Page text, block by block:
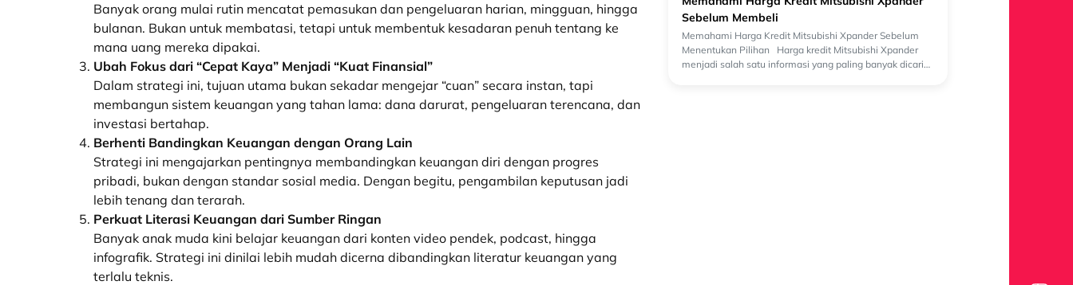
Banyak orang mulai rutin mencatat pemasukan dan pengeluaran harian, mingguan, hingga
bulanan. Bukan untuk membatasi, tetapi untuk membentuk kesadaran penuh tentang ke
mana uang mereka dipakai.
Ubah Fokus dari “Cepat Kaya” Menjadi “Kuat Finansial”
Dalam strategi ini, tujuan utama bukan sekadar mengejar “cuan” secara instan, tapi
membangun sistem keuangan yang tahan lama: dana darurat, pengeluaran terencana, dan
investasi bertahap.
Berhenti Bandingkan Keuangan dengan Orang Lain
Strategi ini mengajarkan pentingnya membandingkan keuangan diri dengan progres
pribadi, bukan dengan standar sosial media. Dengan begitu, pengambilan keputusan jadi
lebih tenang dan terarah.
Perkuat Literasi Keuangan dari Sumber Ringan
Banyak anak muda kini belajar keuangan dari konten video pendek, podcast, hingga
infografik. Strategi ini dinilai lebih mudah dicerna dibandingkan literatur keuangan yang
terlalu teknis.
Sebelum Membeli
Memahami Harga Kredit Mitsubishi Xpander Sebelum
Menentukan Pilihan Harga kredit Mitsubishi Xpander
menjadi salah satu informasi yang paling banyak dicari